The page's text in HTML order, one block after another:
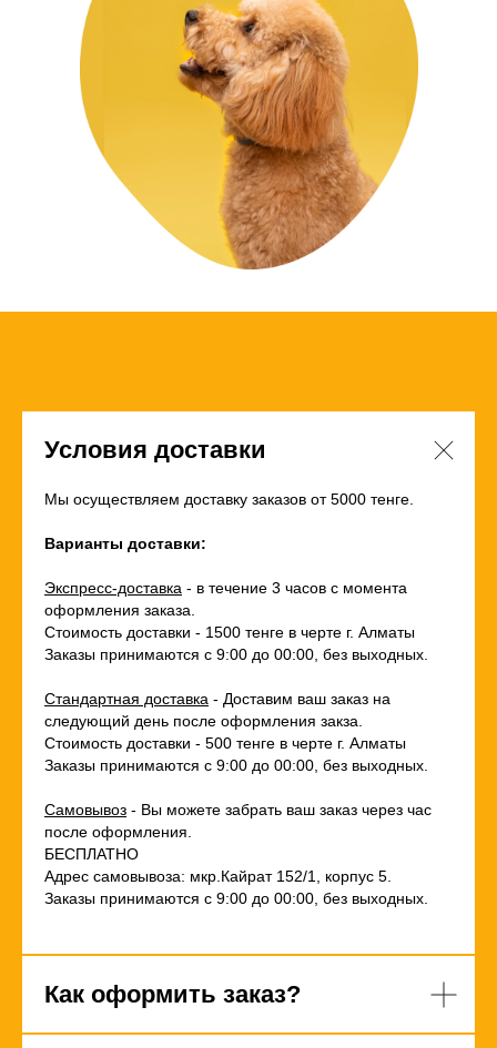
Условия доставки
Мы осуществляем доставку заказов от 5000 тенге.
Варианты доставки:
Экспресс-доставка - в течение 3 часов с момента
оформления заказа.
Стоимость доставки - 1500 тенге в черте г. Алматы
Заказы принимаются с 9:00 до 00:00, без выходных.
Стандартная доставка - Доставим ваш заказ на
следующий день после оформления закза.
Стоимость доставки - 500 тенге в черте г. Алматы
Заказы принимаются с 9:00 до 00:00, без выходных.
Самовывоз - Вы можете забрать ваш заказ через час
после оформления.
БЕСПЛАТНО
Адрес самовывоза: мкр.Кайрат 152/1, корпус 5.
Заказы принимаются с 9:00 до 00:00, без выходных.
Как оформить заказ?